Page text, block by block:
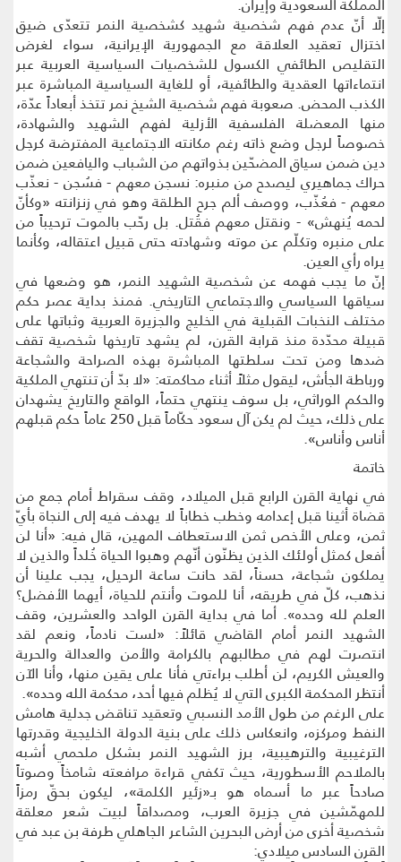
المملكة السعودية وإيران.
إلّا أنّ عدم فهم شخصية شهيد كشخصية النمر تتعدّى ضيق
اختزال تعقيد العلاقة مع الجمهورية الإيرانية، سواء لغرض
التقليص الطائفي الكسول للشخصيات السياسية العربية عبر
انتماءاتها العقدية والطائفية، أو للغاية السياسية المباشرة عبر
الكذب المحض. صعوبة فهم شخصية الشيخ نمر تتخذ أبعاداً عدّة،
منها المعضلة الفلسفية الأزلية لفهم الشهيد والشهادة،
خصوصاً لرجل وضع ذاته رغم مكانته الاجتماعية المفترضة كرجل
دين ضمن سياق المضحّين بذواتهم من الشباب واليافعين ضمن
حراك جماهيري ليصدح من منبره: نسجن معهم - فسُجن - نعذّب
معهم - فعُذّب، ووصف ألم جرح الطلقة وهو في زنزانته «وكأنّ
لحمه يُنهش» - ونقتل معهم فقُتل. بل رحّب بالموت ترحيباً من
على منبره وتكلّم عن موته وشهادته حتى قبيل اعتقاله، وكأنما
يراه رأي العين.
إنّ ما يجب فهمه عن شخصية الشهيد النمر، هو وضعها في
سياقها السياسي والاجتماعي التاريخي. فمنذ بداية عصر حكم
مختلف النخبات القبلية في الخليج والجزيرة العربية وثباتها على
قبيلة محدّدة منذ قرابة القرن، لم يشهد تاريخها شخصية تقف
ضدها ومن تحت سلطتها المباشرة بهذه الصراحة والشجاعة
ورباطة الجأش، ليقول مثلاً أثناء محاكمته: «لا بدّ أن تنتهي الملكية
والحكم الوراثي، بل سوف ينتهي حتماً، الواقع والتاريخ يشهدان
على ذلك، حيث لم يكن آل سعود حكّاماً قبل 250 عاماً حكم قبلهم
أناس وأناس».
خاتمة
في نهاية القرن الرابع قبل الميلاد، وقف سقراط أمام جمع من
قضاة أثينا قبل إعدامه وخطب خطاباً لا يهدف فيه إلى النجاة بأيّ
ثمن، وعلى الأخص ثمن الاستعطاف المهين، قال فيه: «أنا لن
أفعل كمثل أولئك الذين يظنّون أنّهم وهبوا الحياة خُلداً والذين لا
يملكون شجاعة، حسناً، لقد حانت ساعة الرحيل، يجب علينا أن
نذهب، كلّ في طريقه، أنا للموت وأنتم للحياة، أيهما الأفضل؟
العلم لله وحده». أما في بداية القرن الواحد والعشرين، وقف
الشهيد النمر أمام القاضي قائلاً: «لست نادماً، ونعم لقد
انتصرت لهم في مطالبهم بالكرامة والأمن والعدالة والحرية
والعيش الكريم، لن أطلب براءتي فأنا على يقين منها، وأنا الآن
أنتظر المحكمة الكبرى التي لا يُظلم فيها أحد، محكمة الله وحده».
على الرغم من طول الأمد النسبي وتعقيد تناقض جدلية هامش
النفط ومركزه، وانعكاس ذلك على بنية الدولة الخليجية وقدرتها
الترغيبية والترهيبية، برز الشهيد النمر بشكل ملحمي أشبه
بالملاحم الأسطورية، حيث تكفي قراءة مرافعته شامخاً وصوتاً
صادحاً عبر ما أسماه هو بـ«زئير الكلمة»، ليكون بحقّ رمزاً
للمهمّشين في جزيرة العرب، ومصداقاً لبيت شعر معلقة
شخصية أخرى من أرض البحرين الشاعر الجاهلي طرفة بن عبد في
القرن السادس ميلادي: